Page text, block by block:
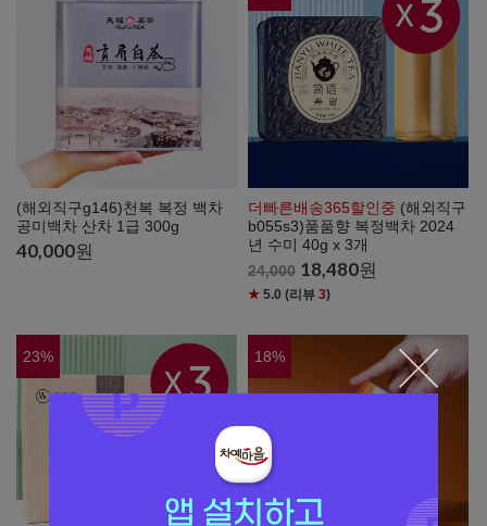
(해외직구g146)천복 복정 백차
공미백차 산차 1급 300g
40,000원
더빠른배송365할인중 (해외직구
b055s3)품품향 복정백차 2024
년 수미 40g x 3개
24,000 18,480원
★ 5.0 (리뷰3)
23% 18%